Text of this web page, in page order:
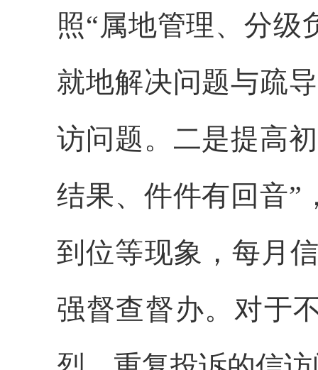
照“属地管理、分级
就地解决问题与疏
访问题。二是提高
结果、件件有回音”
到位等现象，每月
强督查督办。对于